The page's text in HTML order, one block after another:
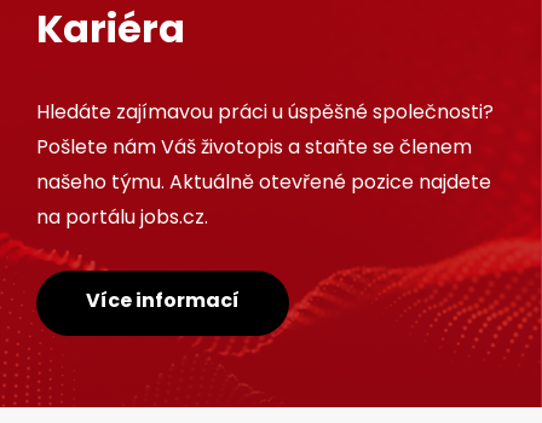
Kariéra
Hledáte zajímavou práci u úspěšné společnosti?
Pošlete nám Váš životopis a staňte se členem
našeho týmu. Aktuálně otevřené pozice najdete
na portálu jobs.cz.
Více informací